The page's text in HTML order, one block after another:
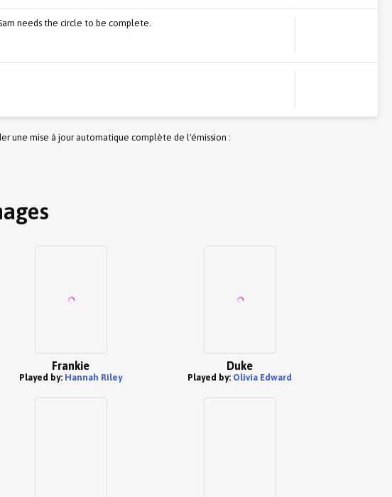
needs the circle to be complete.
une mise à jour automatique complète de l'émission :
Frankie
Played by: Hannah Riley
Duke
Played by: Olivia Edward